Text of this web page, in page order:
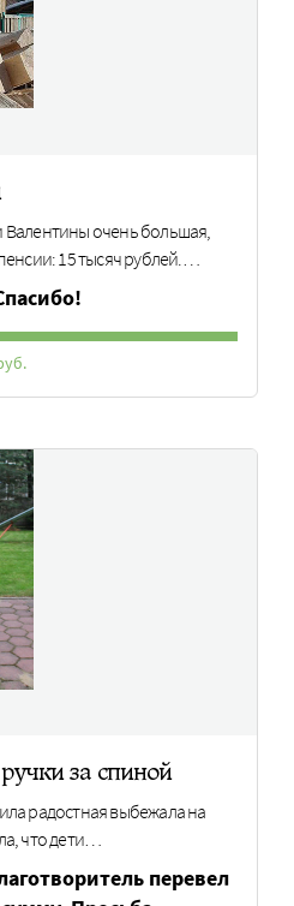
очень большая,
15 тысяч рублей.…
за спиной
радостная выбежала на
что дети…
перевел